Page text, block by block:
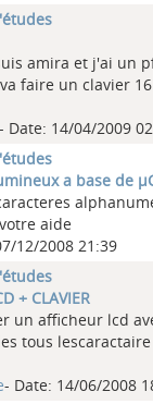
amira et j'ai un
faire un clavier
- Date: 14/04/2009
a base de
aide
12/2008 21:39
+ CLAVIER
un afficheur lcd
tous
- Date: 14/06/2008